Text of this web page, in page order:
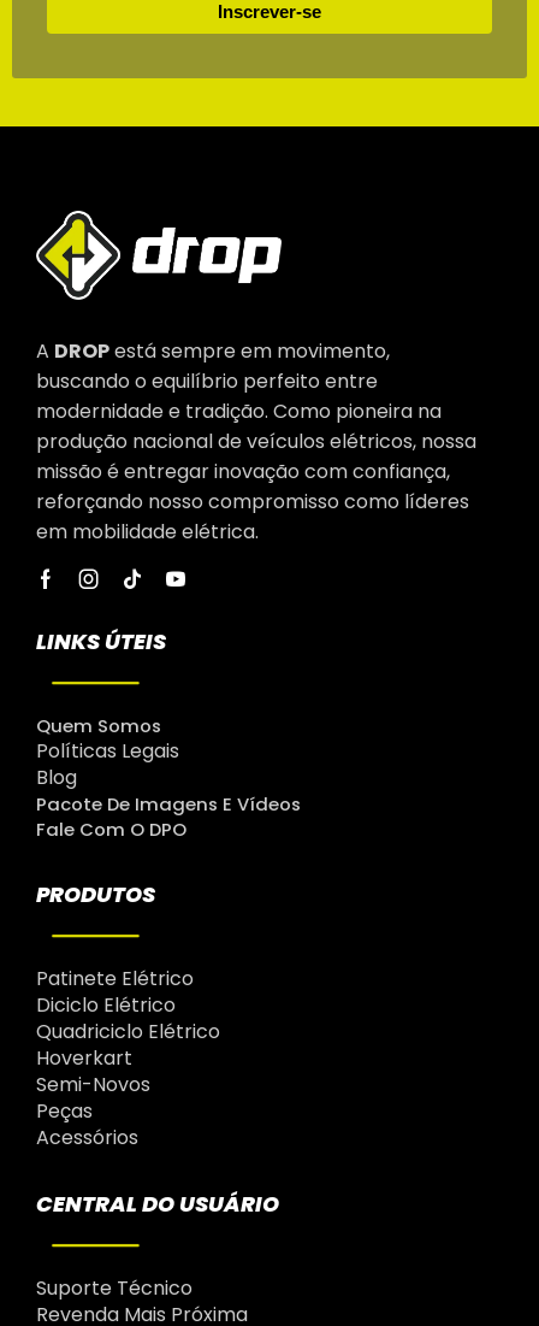
Inscrever-se
A DROPestá sempre em movimento,
buscando o equilíbrio perfeito entre
modernidade e tradição. Como pioneira na
produção nacional de veículos elétricos, nossa
missão é entregar inovação com confiança,
reforçando nosso compromisso como líderes
em mobilidade elétrica.
LINKS ÚTEIS
Quem Somos
Políticas Legais
Blog
Pacote De Imagens E Vídeos
Fale Com O DPO
PRODUTOS
Patinete Elétrico
Diciclo Elétrico
Quadriciclo Elétrico
Hoverkart
Semi-Novos
Peças
Acessórios
CENTRAL DO USUÁRIO
Suporte Técnico
Revenda Mais Próxima